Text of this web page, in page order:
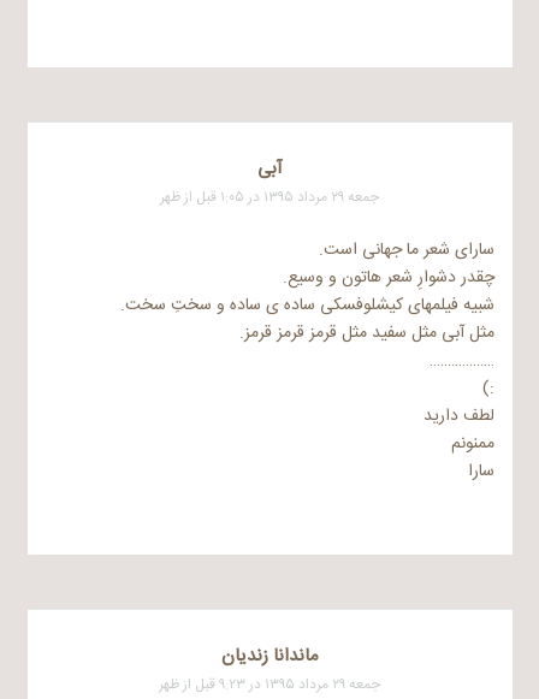
آبی
جمعه ۲۹ مرداد ۱۳۹۵ در ۱:۰۵ قبل از ظهر
سارای شعر ما جهانی است.
چقدر دشوارِ شعر هاتون و وسیع.
شبیه فیلمهای کیشلوفسکی ساده ی ساده و سختِ سخت.
مثل آبی مثل سفید مثل قرمز قرمز قرمز.
………………
:)
لطف دارید
ممنونم
سارا
ماندانا زندیان
جمعه ۲۹ مرداد ۱۳۹۵ در ۹:۲۳ قبل از ظهر